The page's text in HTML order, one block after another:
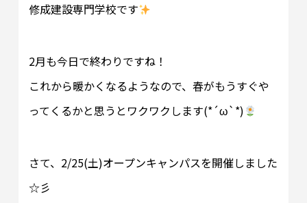
修成建設専門学校です
2月も今日で終わりですね！
これから暖かくなるようなので、春がもうすぐや
ってくるかと思うとワクワクします(*´ω`*)
さて、2/25(土)オープンキャンパスを開催しました
☆彡